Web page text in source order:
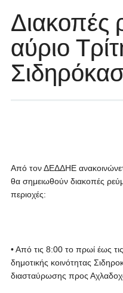
Διακοπές
αύριο
Από τον ΔΕΔΔΗΕ
θα σημειωθούν διακοπές
περιοχές:
• Από τις 8:00 το πρωί έως
δημοτικής κοινότητας
διασταύρωσης προς